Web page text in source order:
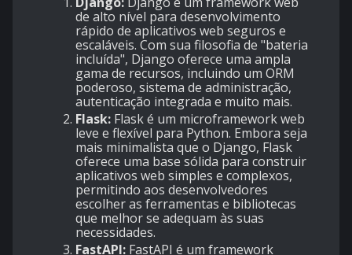
de alto nível para desenvolvimento
rápido de aplicativos web seguros e
escaláveis. Com sua filosofia de "bateria
incluída", Django oferece uma ampla
gama de recursos, incluindo um ORM
poderoso, sistema de administração,
autenticação integrada e muito mais.
Flask: Flask é um microframework web
leve e flexível para Python. Embora seja
mais minimalista que o Django, Flask
oferece uma base sólida para construir
aplicativos web simples e complexos,
permitindo aos desenvolvedores
escolher as ferramentas e bibliotecas
que melhor se adequam às suas
necessidades.
FastAPI: FastAPI é um framework